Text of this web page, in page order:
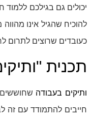
יכולים גם בגילכם
להוכיח שהגיל אינו
כעובדים שרוצים
תכנית
ותיקים בעבודה
חייבים להתמודד עם זה